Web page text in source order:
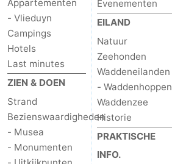
Appartementen
- Vlieduyn
Campings
Hotels
Last minutes
ZIEN & DOEN
Strand
Bezienswaardigheden
- Musea
- Monumenten
Evenementen
EILAND
Natuur
Zeehonden
Waddeneilanden
- Waddenhoppen
Waddenzee
Historie
PRAKTISCHE
INFO.